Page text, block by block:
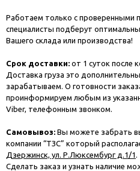
Работаем только с проверенными
специалисты подберут
Вашего склада или производства!
Срок доставки: от 1 суток после
Доставка груза это
зарабатываем. О готовности
проинформируем любым из
Viber, телефонным звонком.
Самовывоз: Вы можете забрать
компании “ТЗС” который
Дзержинск, ул. Р.Люксембург д.1/1 .
Сделать заказ и узнать наличие